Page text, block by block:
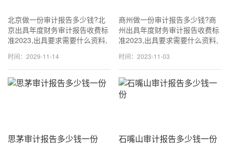
北京做一份审计报告多少钱?北
京出具年度财务审计报告收费标
准2023,出具要求需要什么资料,
18611114677 (同v信) 一般
1500~3500元一份,专业出具审
计报告.
时间：2029-11-14
商州做一份审计报告多少钱?商
州出具年度财务审计报告收费标
准2023,出具要求需要什么资料,
18611114677 (同v信) 一般
1500~3500元一份,专业出具审
计报告.
时间：2023-11-03
思茅审计报告多少钱一份 石嘴山审计报告多少钱一份